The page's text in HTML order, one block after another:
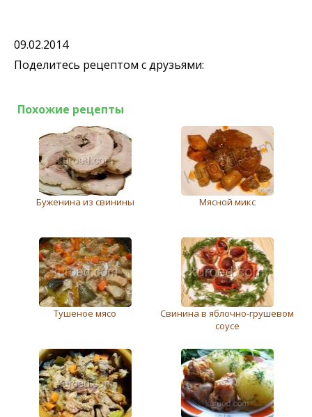
09.02.2014
Поделитесь рецептом с друзьями:
Похожие рецепты
Буженина из свинины Мясной микс
Тушеное мясо
Свинина в яблочно-грушевом
соусе